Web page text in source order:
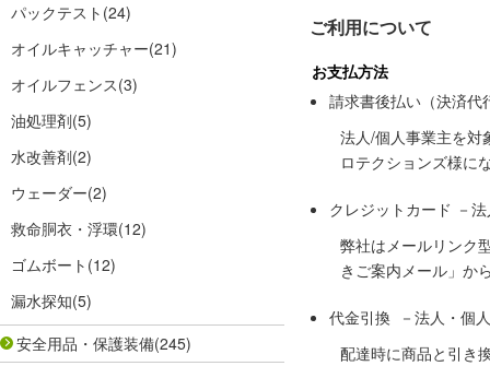
パックテスト (24)
オイルキャッチャー(21)
オイルフェンス(3)
油処理剤(5)
水改善剤(2)
ウェーダー(2)
救命胴衣・浮環(12)
ゴムボート (12)
漏水探知(5)
安全用品・保護装備(245)
ご利用について
お支払方法
請求書後払い（決済代
法人/個人事業主を対
ロテクションズ様に
クレジットカード －
弊社はメールリンク
きご案内メール」か
代金引換 －法人・個
配達時に商品と引き